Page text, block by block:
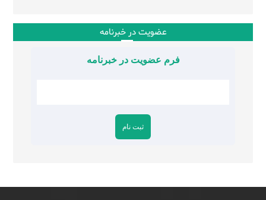
عضویت در خبرنامه
فرم عضویت در خبرنامه